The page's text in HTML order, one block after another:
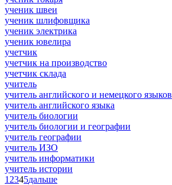
ученик швеи
ученик шлифовщика
ученик электрика
ученик ювелира
учетчик
учетчик на производство
учетчик склада
учитель
учитель английского и немецкого языков
учитель английского языка
учитель биологии
учитель биологии и географии
учитель географии
учитель ИЗО
учитель информатики
учитель истории
1 2345дальше